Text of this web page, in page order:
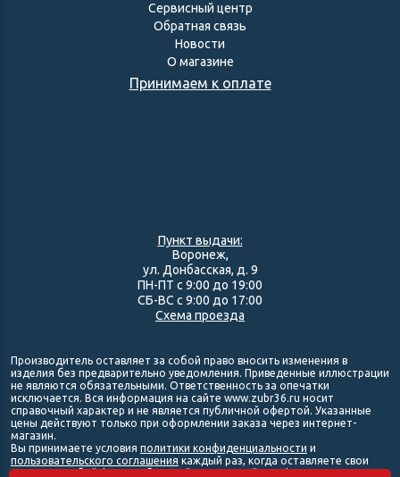
Сервисный центр
Обратная связь
Новости
О магазине
Принимаем к оплате
Пункт выдачи:
Воронеж,
ул. Донбасская, д. 9
ПН-ПТ с 9:00 до 19:00
СБ-ВС с 9:00 до 17:00
Схема проезда
Производитель оставляет за собой право вносить изменения в
изделия без предварительно уведомления. Приведенные иллюстрации
не являются обязательными. Ответственность за опечатки
исключается. Вся информация на сайте www.zubr36.ru носит
справочный характер и не является публичной офертой. Указанные
цены действуют только при оформлении заказа через интернет-
магазин.
Вы принимаете условия политики конфиденциальности и
пользовательского соглашения каждый раз, когда оставляете свои
данные в любой форме обратной связи на сайте zubr36.ru.